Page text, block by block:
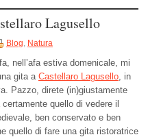
Lagusello
Blog, Natura
nell’afa estiva domenicale, mi
gita a Castellaro Lagusello, in
Pazzo, direte (in)giustamente
quello di vedere il
ben conservato e ben
quello di fare una gita ristoratrice